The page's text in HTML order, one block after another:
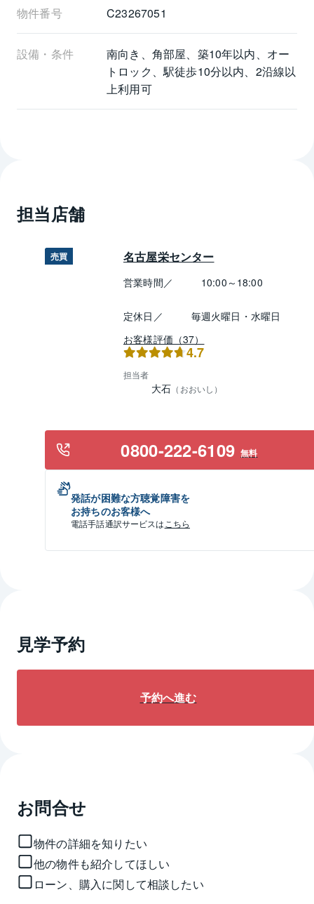
物件番号 C23267051
設備・条件
南向き、角部屋、築10年以内、オー
トロック、駅徒歩10分以内、2沿線以
上利用可
担当店舗
売買 名古屋栄センター
営業時間／ 10:00～18:00
定休日／
毎週火曜日・水曜日
お客様評価（37）
4.7
担当者
大石 （ おおいし ）
0800-222-6109 無料
発話が困難な方聴覚障害を
お持ちのお客様へ
電話手話通訳サービスは こちら
見学予約
予約へ進む
お問合せ
物件の詳細を知りたい
他の物件も紹介してほしい
ローン、購入に関して相談したい